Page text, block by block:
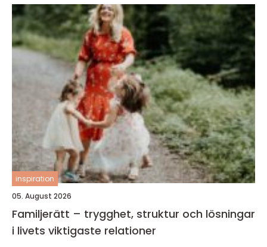
inspiration
05. August 2026
Familjerätt – trygghet, struktur och lösningar
i livets viktigaste relationer